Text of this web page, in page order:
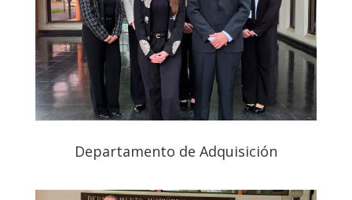
Departamento de Adquisición